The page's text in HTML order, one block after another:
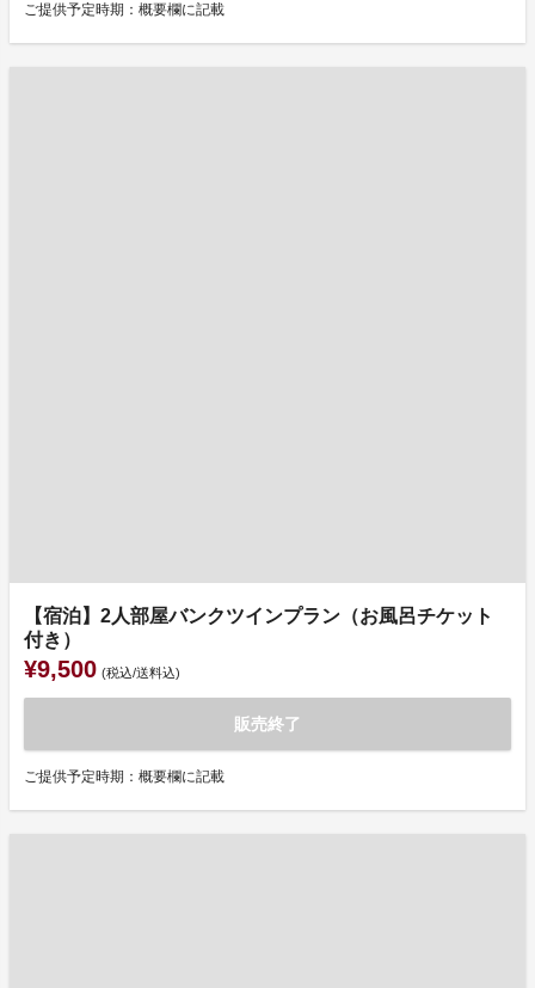
ご提供予定時期：概要欄に記載
【宿泊】2人部屋バンクツインプラン（お風呂チケット
付き）
¥9,500 (税込/送料込)
販売終了
ご提供予定時期：概要欄に記載